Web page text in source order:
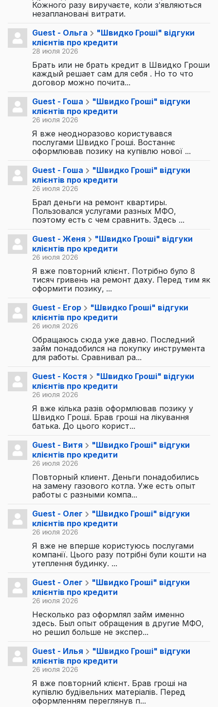
Кожного разу виручаєте, коли з'являються
незаплановані витрати.
Guest - Ольга
"Швидко Гроші" відгуки
клієнтів про кредити
28 июля 2026
Брать или не брать кредит в Швидко Гроши
каждый решает сам для себя . Но то что
договор можно почита...
Guest - Гоша
"Швидко Гроші" відгуки
клієнтів про кредити
26 июля 2026
Я вже неодноразово користувався
послугами Швидко Гроші. Востаннє
оформлював позику на купівлю нової ...
Guest - Гоша
"Швидко Гроші" відгуки
клієнтів про кредити
26 июля 2026
Брал деньги на ремонт квартиры.
Пользовался услугами разных МФО,
поэтому есть с чем сравнить. Здесь ...
Guest - Женя
"Швидко Гроші" відгуки
клієнтів про кредити
26 июля 2026
Я вже повторний клієнт. Потрібно було 8
тисяч гривень на ремонт даху. Перед тим як
оформити позику, ...
Guest - Егор
"Швидко Гроші" відгуки
клієнтів про кредити
26 июля 2026
Обращаюсь сюда уже давно. Последний
займ понадобился на покупку инструмента
для работы. Сравнивал ра...
Guest - Костя
"Швидко Гроші" відгуки
клієнтів про кредити
26 июля 2026
Я вже кілька разів оформлював позику у
Швидко Гроші. Брав гроші на лікування
батька. До цього корист...
Guest - Витя
"Швидко Гроші" відгуки
клієнтів про кредити
26 июля 2026
Повторный клиент. Деньги понадобились
на замену газового котла. Уже есть опыт
работы с разными компа...
Guest - Олег
"Швидко Гроші" відгуки
клієнтів про кредити
26 июля 2026
Я вже не вперше користуюсь послугами
компанії. Цього разу потрібні були кошти на
утеплення будинку. ...
Guest - Олег
"Швидко Гроші" відгуки
клієнтів про кредити
26 июля 2026
Несколько раз оформлял займ именно
здесь. Был опыт обращения в другие МФО,
но решил больше не экспер...
Guest - Илья
"Швидко Гроші" відгуки
клієнтів про кредити
26 июля 2026
Я вже повторний клієнт. Брав гроші на
купівлю будівельних матеріалів. Перед
оформленням переглянув п...